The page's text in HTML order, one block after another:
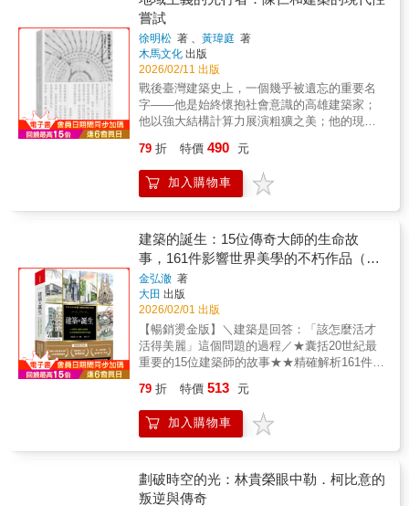
過重新整理和審視何弢遺世的珍貴檔案，重構
其思想脈絡，以彰顯他在香港及國際建築歷史
上的地位和貢獻。Tao Ho (1936-2019) —a
renowned Hong Kong architect and cultural
practitioner. He was trained among the
pioneers of the Modern Architectural
Movement, and was heavily influenced by the
principles and spirits of the Bauhaus. He was
cultural endeavors from urban planning,
architectural design, and graphic design, to
painting, sculpture, Eastern and Western
research into a vast collection of previously
unpublished design manuscripts, photographs,
and archival materials, architectural historian
Charles Lai has reconstructed Tao Ho's
multifaceted life and its connection with the
development of Hong Kong's architecture, art,
and cultural landscape, and documented a
pivotal chapter in Hong Kong's cultural history
and architectural design.A graduate of Harvard
University's Graduate School of Design, Tao
Walter Gropius and Joseph Sert. His
architectural training was profoundly shaped
by Bauhaus pedagogy, and his work
graphic design, painting, sculpture, and even
philosophy and science. With "Order in
的「精選總覽」●勒・柯比意基金會授權理解20
世紀建築不可或缺的經典中的經典「作品全集
呈現我一路走來的思路想法，就像我的血肉身
軀，直接連通我的生命……」──勒・柯比意●
勒・柯比意──身兼編輯&作者●▎應建築系學生
要求，傳授建築設計的作品集 ▎繁體中文最佳
典藏版──回歸Birkhäuser原版精神建築學者曾
成德＿全新翻譯˙加註˙保留原版彩頁由勒．柯比
意與編輯消化後，高度濃縮、系統整理的精華
神｜建築史意義｜藝術創作密斯、葛羅培斯、
庫哈斯、艾斯曼、西薩……等，當代建築名家
絕對推薦「這本集子出版時我就決定，裡面不
精確的記錄。這也意謂《作品全集》涵蓋所有
的平面圖、剖面圖與立面圖，輔以詳盡的作品
解說、照片圖說及尺寸標示，清楚呈現每一個
作品的生成邏輯。……《作品全集》是當代的
教學宣言，或起碼是我個人的教學宣言。我親
愛的年輕朋友們，作品全集從來就是我對「柯
布教程」請求的允諾。」──勒．柯比意▎勒・
柯比意親自編輯，給學生的教學課程勒・柯比
紀最偉大、最著名、最重要、最具想像力、最
具影響力，也是最具爭議性的建築師。他豐富
多樣的建築作品、大膽創新的都市設計及龐雜
可觀的理論著作，無一不直接衝擊我們今日的
環境景觀與生活方式。從1920年代起迄過世為
止，勒．柯比意親自參與編輯他的作品全集，
欽定圖片並剪裁文字，確定創意與理念的記錄
嘗試
徐明松 著 、黃瑋庭 著
木馬文化 出版
2026/02/11 出版
戰後臺灣建築史上，一個幾乎被遺忘的重要名
字——他是始終懷抱社會意識的高雄建築家；
他以強大結構計算力展演粗獷之美；他的現代
為臺灣地域主義的先驅；他是陳仁和。從高雄
佛教堂、三信家商波浪大樓、高雄青果合作
社、林迦紀念塔到鳳山肉品市場 ┤本書首次完
創作，完成人類至上之真善美的立場的。」
——陳仁和，〈一個建築家的私見〉陳仁和
（1922-1989），生於日治時期的澎湖吉貝嶼，
成長於屏東和高雄。就讀高雄中學時期，陳仁
和即展現強烈的數學與藝術天分，經歷父親陳
量經營位於屏東車站前的大和旅社興建時期而
大受啟蒙。1942年赴日就讀早稻田大學專門部
建築科，接受「耐震構造之父」內藤多仲的結
構工學訓練，又受日本現代建築表現主義與歐
洲前衛思潮的影響，這兩股力量的衝撞與養
化，奠定了他日後以強大的結構計算能力、展
現自由表現性的粗獷風格。二次世界大戰結束
返臺後，陳仁和先任教高雄工業職業學校兼教
風頭經引介轉往臺北市政府工務局工作，1951
年返回高雄成立建築事務所。他的第一件代表
79 折 特價 490 元
加入購物車
建築的誕生：15位傳奇大師的生命故
事，161件影響世界美學的不朽作品（暢
銷燙金版）
金弘澈 著
大田 出版
2026/02/01 出版
【暢銷燙金版】＼建築是回答：「該怎麼活才
活得美麗」這個問題的過程／★囊括20世紀最
重要的15位建築師的故事★★精確解析161件經
他們，讓建築誕生了！安東尼．高第，建造聖
家堂奉獻一生的西班牙建築師。他說：「直線
屬於人類，曲線屬於上帝。」密斯．凡德羅，
說：「我不想改變這個世界，只想呈現這個世
界。」法蘭克．洛伊．萊特，他是發展出有機
79 折 特價 513 元
加入購物車
劃破時空的光：林貴榮眼中勒．柯比意的
叛逆與傳奇